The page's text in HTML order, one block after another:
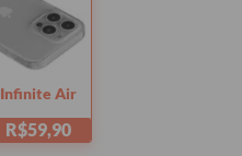
Infinite Air
R$59,90